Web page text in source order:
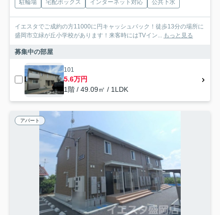
駐輪場 宅配ボックス インターネット対応 公共下水
イエスタでご成約の方11000に円キャッシュバック！徒歩13分の場所に
盛岡市立緑が丘小学校があります！来客時にはTVイン...
もっと見る
募集中の部屋
101
5.6万円
1階 / 49.09㎡ / 1LDK
アパート